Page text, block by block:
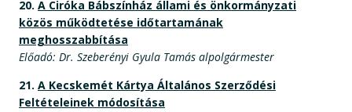
20. A Ciróka Bábszínház állami és önkormányzati
közös működtetése időtartamának
meghosszabbítása
Előadó: Dr. Szeberényi Gyula Tamás alpolgármester
21. A Kecskemét Kártya Általános Szerződési
Feltételeinek módosítása